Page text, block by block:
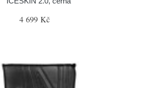
4 699 Kč